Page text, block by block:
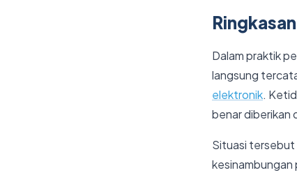
Dalam praktik
langsung
elektronik.
benar diberikan
Situasi tersebut
kesinambungan